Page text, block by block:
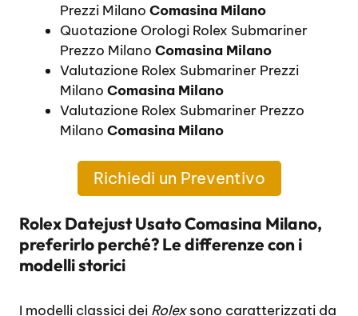
Prezzi Milano Comasina Milano
Quotazione Orologi Rolex Submariner
Prezzo Milano Comasina Milano
Valutazione Rolex Submariner Prezzi
Milano Comasina Milano
Valutazione Rolex Submariner Prezzo
Milano Comasina Milano
Richiedi un Preventivo
Rolex Datejust Usato Comasina Milano,
preferirlo perché? Le differenze con i
modelli storici
I modelli classici dei Rolexsono caratterizzati da